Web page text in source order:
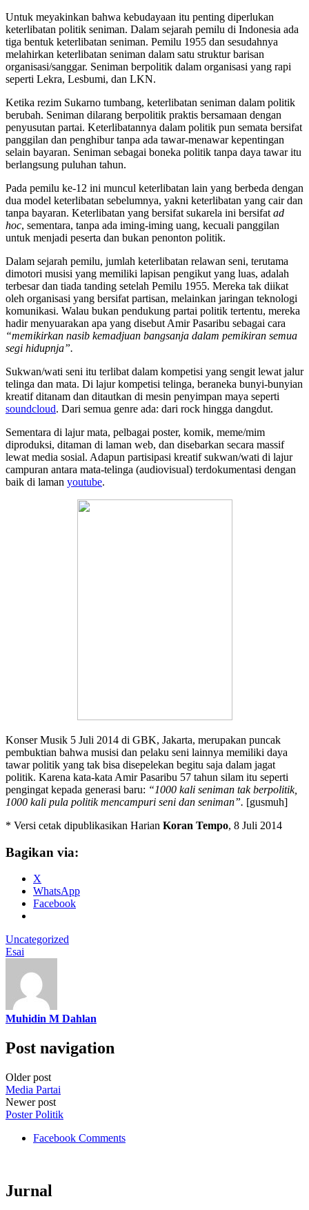
Untuk meyakinkan bahwa kebudayaan itu penting diperlukan
keterlibatan politik seniman. Dalam sejarah pemilu di Indonesia ada
tiga bentuk keterlibatan seniman. Pemilu 1955 dan sesudahnya
melahirkan keterlibatan seniman dalam satu struktur barisan
organisasi/sanggar. Seniman berpolitik dalam organisasi yang rapi
seperti Lekra, Lesbumi, dan LKN.
Ketika rezim Sukarno tumbang, keterlibatan seniman dalam politik
berubah. Seniman dilarang berpolitik praktis bersamaan dengan
penyusutan partai. Keterlibatannya dalam politik pun semata bersifat
panggilan dan penghibur tanpa ada tawar-menawar kepentingan
selain bayaran. Seniman sebagai boneka politik tanpa daya tawar itu
berlangsung puluhan tahun.
Pada pemilu ke-12 ini muncul keterlibatan lain yang berbeda dengan
dua model keterlibatan sebelumnya, yakni keterlibatan yang cair dan
tanpa bayaran. Keterlibatan yang bersifat sukarela ini bersifat ad
hoc, sementara, tanpa ada iming-iming uang, kecuali panggilan
untuk menjadi peserta dan bukan penonton politik.
Dalam sejarah pemilu, jumlah keterlibatan relawan seni, terutama
dimotori musisi yang memiliki lapisan pengikut yang luas, adalah
terbesar dan tiada tanding setelah Pemilu 1955. Mereka tak diikat
oleh organisasi yang bersifat partisan, melainkan jaringan teknologi
komunikasi. Walau bukan pendukung partai politik tertentu, mereka
hadir menyuarakan apa yang disebut Amir Pasaribu sebagai cara
“memikirkan nasib kemadjuan bangsanja dalam pemikiran semua
segi hidupnja”.
Sukwan/wati seni itu terlibat dalam kompetisi yang sengit lewat jalur
telinga dan mata. Di lajur kompetisi telinga, beraneka bunyi-bunyian
kreatif ditanam dan ditautkan di mesin penyimpan maya seperti
soundcloud. Dari semua genre ada: dari rock hingga dangdut.
Sementara di lajur mata, pelbagai poster, komik, meme/mim
diproduksi, ditaman di laman web, dan disebarkan secara massif
lewat media sosial. Adapun partisipasi kreatif sukwan/wati di lajur
campuran antara mata-telinga (audiovisual) terdokumentasi dengan
baik di laman youtube.
Konser Musik 5 Juli 2014 di GBK, Jakarta, merupakan puncak
pembuktian bahwa musisi dan pelaku seni lainnya memiliki daya
tawar politik yang tak bisa disepelekan begitu saja dalam jagat
politik. Karena kata-kata Amir Pasaribu 57 tahun silam itu seperti
pengingat kepada generasi baru: “1000 kali seniman tak berpolitik,
1000 kali pula politik mencampuri seni dan seniman”. [gusmuh]
* Versi cetak dipublikasikan Harian Koran Tempo, 8 Juli 2014
Bagikan via:
X
WhatsApp
Facebook
Uncategorized
Esai
Muhidin M Dahlan
Post navigation
Older post
Media Partai
Newer post
Poster Politik
Facebook Comments
Jurnal